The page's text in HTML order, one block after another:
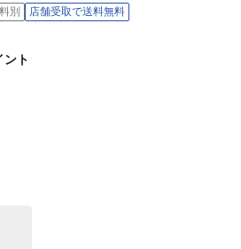
別 店舗受取で送料無料
ント